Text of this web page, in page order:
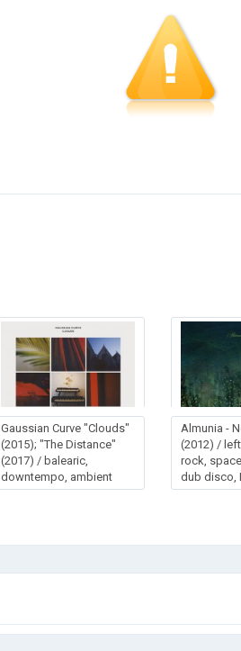
Gaussian Curve "Clouds"
(2015); "The Distance"
(2017) / balearic,
downtempo, ambient
Almunia -
(2012) /
rock,
dub disco,